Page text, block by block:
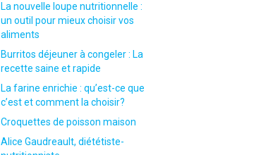
La nouvelle loupe nutritionnelle :
un outil pour mieux choisir vos
aliments
Burritos déjeuner à congeler : La
recette saine et rapide
La farine enrichie : qu’est-ce que
c’est et comment la choisir?
Croquettes de poisson maison
Alice Gaudreault, diététiste-